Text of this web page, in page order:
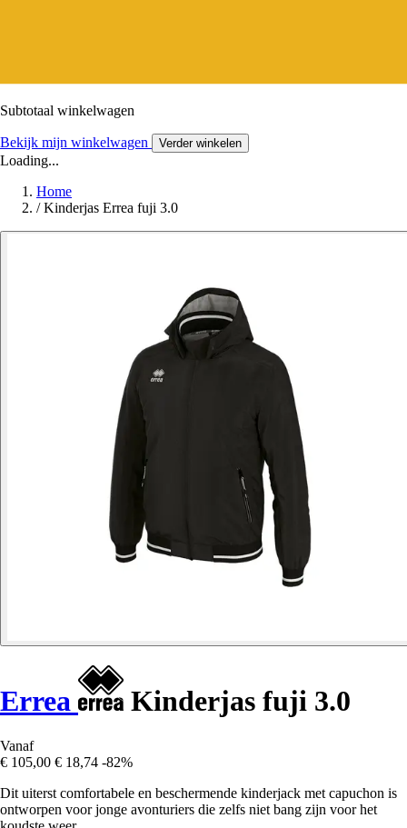
Subtotaal winkelwagen
Bekijk mijn winkelwagen Verder winkelen
Loading...
Home
/ Kinderjas Errea fuji 3.0
Errea Kinderjas fuji 3.0
Vanaf
€ 105,00 € 18,74 -82%
Dit uiterst comfortabele en beschermende kinderjack met capuchon is
ontworpen voor jonge avonturiers die zelfs niet bang zijn voor het